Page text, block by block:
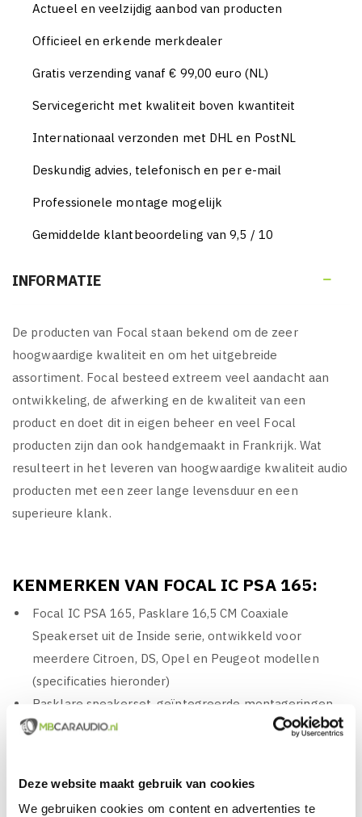
Deze website maakt gebruik van cookies
We gebruiken cookies om content en advertenties te
Actueel en veelzijdig aanbod van producten
Officieel en erkende merkdealer
Gratis verzending vanaf € 99,00 euro (NL)
Servicegericht met kwaliteit boven kwantiteit
Internationaal verzonden met DHL en PostNL
Deskundig advies, telefonisch en per e-mail
Professionele montage mogelijk
Gemiddelde klantbeoordeling van 9,5 / 10
INFORMATIE 
De producten van Focal staan bekend om de zeer
hoogwaardige kwaliteit en om het uitgebreide
assortiment. Focal besteed extreem veel aandacht aan
ontwikkeling, de afwerking en de kwaliteit van een
product en doet dit in eigen beheer en veel Focal
producten zijn dan ook handgemaakt in Frankrijk. Wat
resulteert in het leveren van hoogwaardige kwaliteit audio
producten met een zeer lange levensduur en een
superieure klank.
KENMERKEN VAN FOCAL IC PSA 165:
Focal IC PSA 165, Pasklare 16,5 CM Coaxiale
Speakerset uit de Inside serie, ontwikkeld voor
meerdere Citroen, DS, Opel en Peugeot modellen
(specificaties hieronder)
Pasklare speakerset, geïntegreerde montageringen
en crossovers, pasklaar voor originele
Vermogen: 140 watt MAX